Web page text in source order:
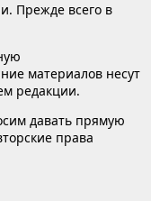
Прежде всего в
материалов несут
редакции.
давать прямую
права